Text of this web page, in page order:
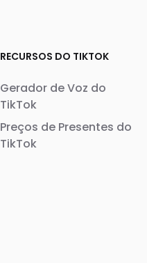
RECURSOS DO TIKTOK
Gerador de Voz do
TikTok
Preços de Presentes do
TikTok